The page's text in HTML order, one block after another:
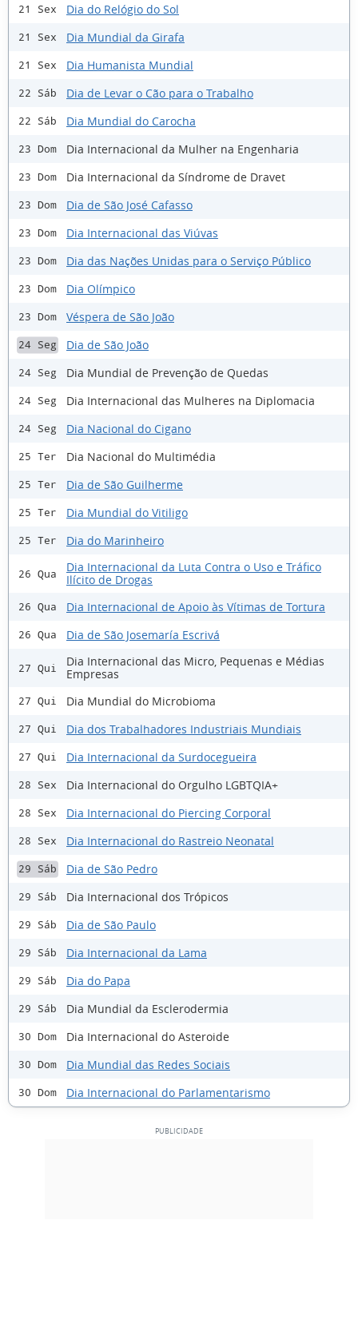
21 Sex Dia do Relógio do Sol
21 Sex Dia Mundial da Girafa
21 Sex Dia Humanista Mundial
22 Sáb Dia de Levar o Cão para o Trabalho
22 Sáb Dia Mundial do Carocha
23 Dom Dia Internacional da Mulher na Engenharia
23 Dom Dia Internacional da Síndrome de Dravet
23 Dom Dia de São José Cafasso
23 Dom Dia Internacional das Viúvas
23 Dom Dia das Nações Unidas para o Serviço Público
23 Dom Dia Olímpico
23 Dom Véspera de São João
24 Seg Dia de São João
24 Seg Dia Mundial de Prevenção de Quedas
24 Seg Dia Internacional das Mulheres na Diplomacia
24 Seg Dia Nacional do Cigano
25 Ter Dia Nacional do Multimédia
25 Ter Dia de São Guilherme
25 Ter Dia Mundial do Vitiligo
25 Ter Dia do Marinheiro
26 Qua
Dia Internacional da Luta Contra o Uso e Tráfico
Ilícito de Drogas
26 Qua Dia Internacional de Apoio às Vítimas de Tortura
26 Qua Dia de São Josemaría Escrivá
27 Qui
Dia Internacional das Micro, Pequenas e Médias
Empresas
27 Qui Dia Mundial do Microbioma
27 Qui Dia dos Trabalhadores Industriais Mundiais
27 Qui Dia Internacional da Surdocegueira
28 Sex Dia Internacional do Orgulho LGBTQIA+
28 Sex Dia Internacional do Piercing Corporal
28 Sex Dia Internacional do Rastreio Neonatal
29 Sáb Dia de São Pedro
29 Sáb Dia Internacional dos Trópicos
29 Sáb Dia de São Paulo
29 Sáb Dia Internacional da Lama
29 Sáb Dia do Papa
29 Sáb Dia Mundial da Esclerodermia
30 Dom Dia Internacional do Asteroide
30 Dom Dia Mundial das Redes Sociais
30 Dom Dia Internacional do Parlamentarismo